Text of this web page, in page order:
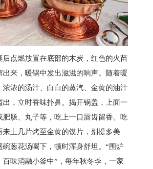
后点燃放置在底部的木炭，红色的火苗
出来，暖锅中发出滋滋的响声。随着暖
浓浓的汤汁、白白的蒸汽、金黄的油汁
出，立时香味扑鼻。揭开锅盖，上面一
肥肠、丸子等，吃上一口唇齿留香。吃
来上几片烤至金黄的馍片，别提多美
碗葱花汤喝下，顿时浑身舒坦。“围炉
百味消融小釜中”，每年秋冬季，一家